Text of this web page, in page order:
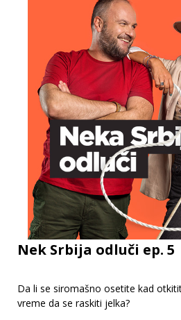
Nek Srbija odluči ep. 5
Da li se siromašno osetite kad
vreme da se raskiti jelka?